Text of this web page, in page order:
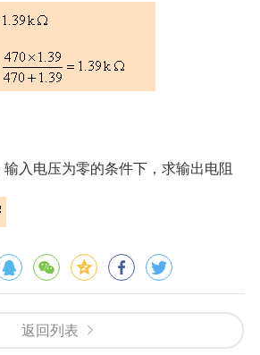
入电压为零的条件下，求输出电阻
返回列表